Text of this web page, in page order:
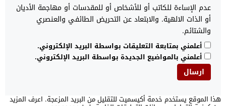
عدم الإساءة للكاتب أو للأشخاص أو للمقدسات أو مهاجمة الأديان
أو الذات الالهية. والابتعاد عن التحريض الطائفي والعنصري
والشتائم.
أعلمني بمتابعة التعليقات بواسطة البريد الإلكتروني.
أعلمني بالمواضيع الجديدة بواسطة البريد الإلكتروني.
هذا الموقع يستخدم خدمة أكيسميت للتقليل من البريد المزعجة. اعرف المزيد